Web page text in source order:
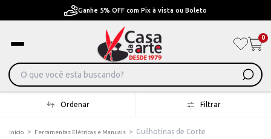
Ganhe 5% OFF com Pix à vista ou Boleto
0
Ordenar Filtrar
Início > Ferramentas Elétricas e Manuais > Guilhotinas de Corte